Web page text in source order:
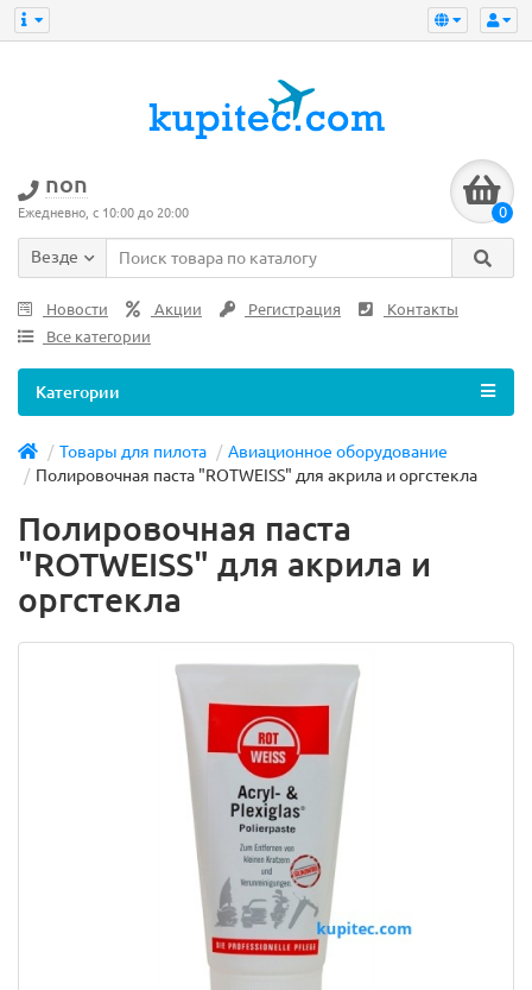
non
Ежедневно, с 10:00 до 20:00 0
Везде
Новости Акции Регистрация
Контакты
Все категории
Категории
Товары для пилота
Авиационное оборудование
Полировочная паста "ROTWEISS" для акрила и оргстекла
Полировочная паста
"ROTWEISS" для акрила и
оргстекла